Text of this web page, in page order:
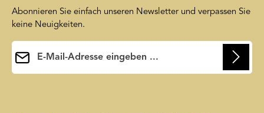
Abonnieren Sie einfach unseren Newsletter und verpassen Sie
keine Neuigkeiten.